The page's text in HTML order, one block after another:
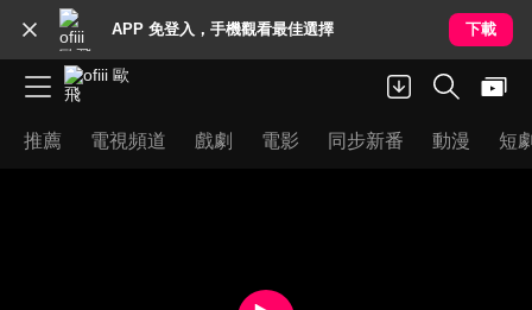
APP 免登入，手機觀看最佳選擇 下載
推薦 電視頻道 戲劇 電影 同步新番 動漫 短